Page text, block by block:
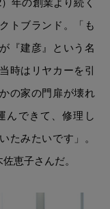
トブランド。「も
『建彦』という名
時はリヤカーを引
の家の門扉が壊れ
んできて、修理し
たみたいです」。
恵子さんだ。